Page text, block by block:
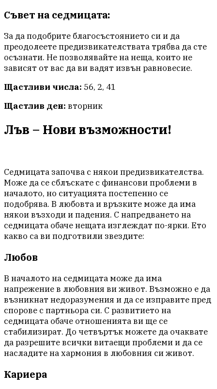
Съвет на седмицата:
За да подобрите благосъстоянието си и да
преодолеете предизвикателствата трябва да сте
осъзнати. Не позволявайте на неща, които не
зависят от вас да ви вадят извън равновесие.
Щастливи числа: 56, 2, 41
Щастлив ден: вторник
Лъв – Нови възможности!
Седмицата започва с някои предизвикателства.
Може да се сблъскате с финансови проблеми в
началото, но ситуацията постепенно се
подобрява. В любовта и връзките може да има
някои възходи и падения. С напредването на
седмицата обаче нещата изглеждат по-ярки. Ето
какво са ви подготвили звездите:
Любов
В началото на седмицата може да има
напрежение в любовния ви живот. Възможно е да
възникнат недоразумения и да се изправите пред
спорове с партньора си. С развитието на
седмицата обаче отношенията ви ще се
стабилизират. До четвъртък можете да очаквате
да разрешите всички витаещи проблеми и да се
насладите на хармония в любовния си живот.
Кариера